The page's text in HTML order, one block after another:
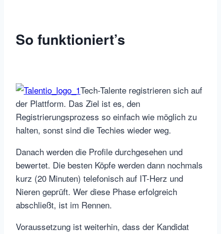
So funktioniert’s
Tech-Talente registrieren sich auf
der Plattform. Das Ziel ist es, den
Registrierungsprozess so einfach wie möglich zu
halten, sonst sind die Techies wieder weg.
Danach werden die Profile durchgesehen und
bewertet. Die besten Köpfe werden dann nochmals
kurz (20 Minuten) telefonisch auf IT-Herz und
Nieren geprüft. Wer diese Phase erfolgreich
abschließt, ist im Rennen.
Voraussetzung ist weiterhin, dass der Kandidat